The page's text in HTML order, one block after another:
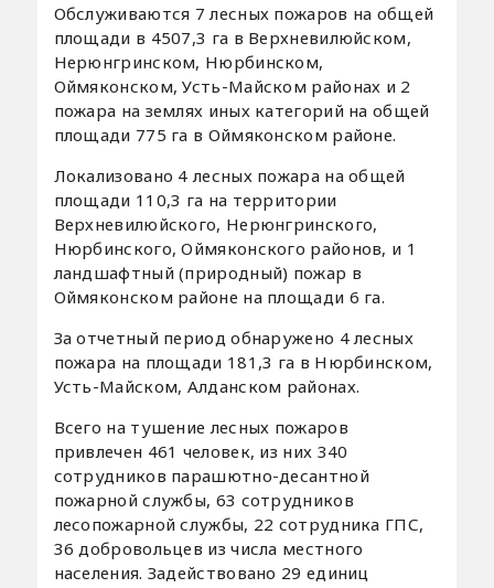
Обслуживаются 7 лесных пожаров на общей
площади в 4507,3 га в Верхневилюйском,
Нерюнгринском, Нюрбинском,
Оймяконском, Усть-Майском районах и 2
пожара на землях иных категорий на общей
площади 775 га в Оймяконском районе.
Локализовано 4 лесных пожара на общей
площади 110,3 га на территории
Верхневилюйского, Нерюнгринского,
Нюрбинского, Оймяконского районов, и 1
ландшафтный (природный) пожар в
Оймяконском районе на площади 6 га.
За отчетный период обнаружено 4 лесных
пожара на площади 181,3 га в Нюрбинском,
Усть-Майском, Алданском районах.
Всего на тушение лесных пожаров
привлечен 461 человек, из них 340
сотрудников парашютно-десантной
пожарной службы, 63 сотрудников
лесопожарной службы, 22 сотрудника ГПС,
36 добровольцев из числа местного
населения. Задействовано 29 единиц